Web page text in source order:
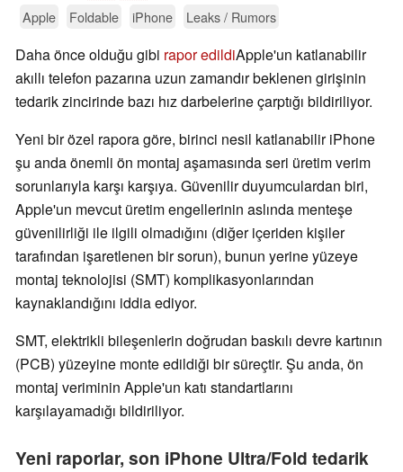
Apple Foldable iPhone Leaks / Rumors
Daha önce olduğu gibi rapor edildiApple'un katlanabilir
akıllı telefon pazarına uzun zamandır beklenen girişinin
tedarik zincirinde bazı hız darbelerine çarptığı bildiriliyor.
Yeni bir özel rapora göre, birinci nesil katlanabilir iPhone
şu anda önemli ön montaj aşamasında seri üretim verim
sorunlarıyla karşı karşıya. Güvenilir duyumculardan biri,
Apple'un mevcut üretim engellerinin aslında menteşe
güvenilirliği ile ilgili olmadığını (diğer içeriden kişiler
tarafından işaretlenen bir sorun), bunun yerine yüzeye
montaj teknolojisi (SMT) komplikasyonlarından
kaynaklandığını iddia ediyor.
SMT, elektrikli bileşenlerin doğrudan baskılı devre kartının
(PCB) yüzeyine monte edildiği bir süreçtir. Şu anda, ön
montaj veriminin Apple'un katı standartlarını
karşılayamadığı bildiriliyor.
Yeni raporlar, son iPhone Ultra/Fold tedarik